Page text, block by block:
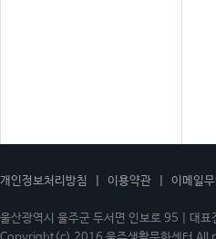
개인정보처리방침 이용약관 이메일
울산광역시 울주군 두서면 인보로 95 |